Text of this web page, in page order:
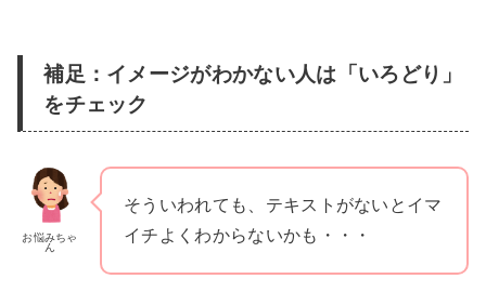
補足：イメージがわかない人は「いろどり」
をチェック
お悩みちゃ
ん
そういわれても、テキストがないとイマ
イチよくわからないかも・・・